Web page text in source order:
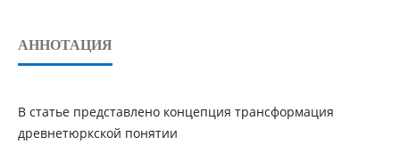
АННОТАЦИЯ
В статье представлено концепция трансформация
древнетюркской понятии